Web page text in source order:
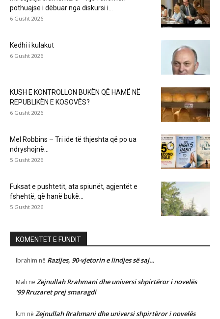
pothuajse i dëbuar nga diskursi i...
6 Gusht 2026
Kedhi i kulakut
6 Gusht 2026
KUSH E KONTROLLON BUKËN QË HAMË NË
REPUBLIKËN E KOSOVËS?
6 Gusht 2026
Mel Robbins – Tri ide të thjeshta që po ua
ndryshojnë...
5 Gusht 2026
Fuksat e pushtetit, ata spiunët, agjentët e
fshehtë, që hanë bukë...
5 Gusht 2026
KOMENTET E FUNDIT
Ibrahim në Razijes, 90-vjetorin e lindjes së saj…
Mali në Zejnullah Rrahmani dhe universi shpirtëror i novelës
‘99 Rruzaret prej smaragdi
k.m në Zejnullah Rrahmani dhe universi shpirtëror i novelës